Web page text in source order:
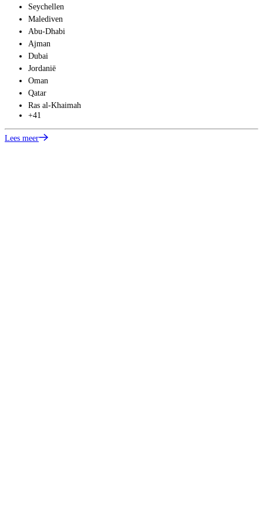
Seychellen
Malediven
Abu-Dhabi
Ajman
Dubai
Jordanië
Oman
Qatar
Ras al-Khaimah
+41
Lees meer